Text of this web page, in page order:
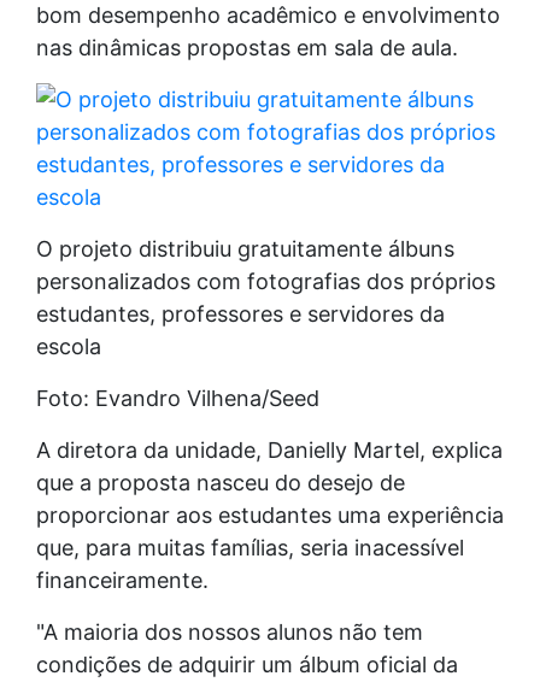
bom desempenho acadêmico e envolvimento
nas dinâmicas propostas em sala de aula.
O projeto distribuiu gratuitamente álbuns
personalizados com fotografias dos próprios
estudantes, professores e servidores da
escola
Foto: Evandro Vilhena/Seed
A diretora da unidade, Danielly Martel, explica
que a proposta nasceu do desejo de
proporcionar aos estudantes uma experiência
que, para muitas famílias, seria inacessível
financeiramente.
"A maioria dos nossos alunos não tem
condições de adquirir um álbum oficial da